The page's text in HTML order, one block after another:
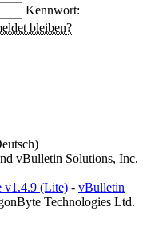
Kennwort:
bleiben?
vBulletin Solutions, Inc.
v1.4.9 (Lite) - vBulletin
Technologies Ltd.